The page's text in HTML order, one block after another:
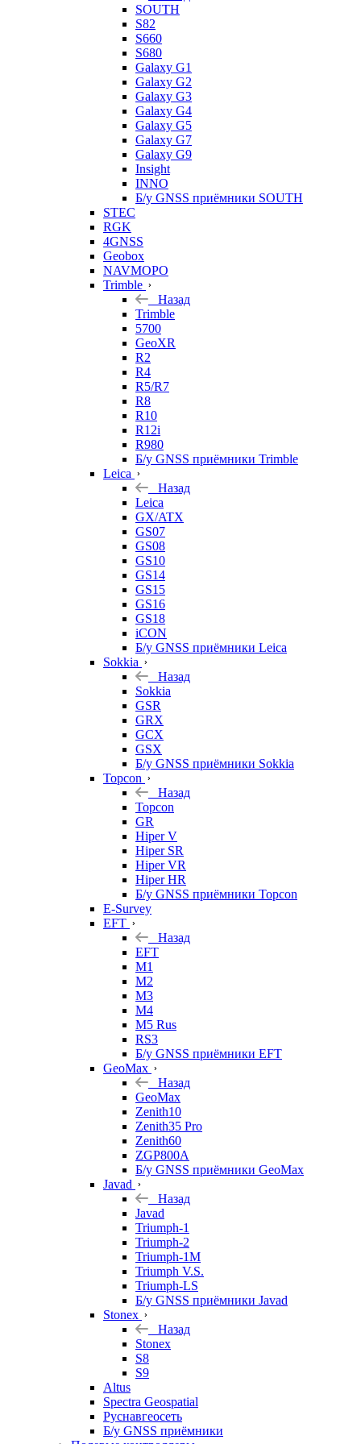
SOUTH
S82
S660
S680
Galaxy G1
Galaxy G2
Galaxy G3
Galaxy G4
Galaxy G5
Galaxy G7
Galaxy G9
Insight
INNO
Б/у GNSS приёмники SOUTH
STEC
RGK
4GNSS
Geobox
NAVMOPO
Trimble
Назад
Trimble
5700
GeoXR
R2
R4
R5/R7
R8
R10
R12i
R980
Б/у GNSS приёмники Trimble
Leica
Назад
Leica
GX/ATX
GS07
GS08
GS10
GS14
GS15
GS16
GS18
iCON
Б/у GNSS приёмники Leica
Sokkia
Назад
Sokkia
GSR
GRX
GCX
GSX
Б/у GNSS приёмники Sokkia
Topcon
Назад
Topcon
GR
Hiper V
Hiper SR
Hiper VR
Hiper HR
Б/у GNSS приёмники Topcon
E-Survey
EFT
Назад
EFT
M1
M2
M3
M4
M5 Rus
RS3
Б/у GNSS приёмники EFT
GeoMax
Назад
GeoMax
Zenith10
Zenith35 Pro
Zenith60
ZGP800A
Б/у GNSS приёмники GeoMax
Javad
Назад
Javad
Triumph-1
Triumph-2
Triumph-1M
Triumph V.S.
Triumph-LS
Б/у GNSS приёмники Javad
Stonex
Назад
Stonex
S8
S9
Altus
Spectra Geospatial
Руснавгеосеть
Б/у GNSS приёмники